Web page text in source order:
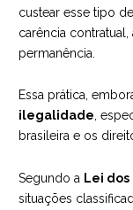
custear esse tipo
carência
permanência.
Essa prática,
ilegalidade ,
brasileira e os
Segundo a Lei dos
situações